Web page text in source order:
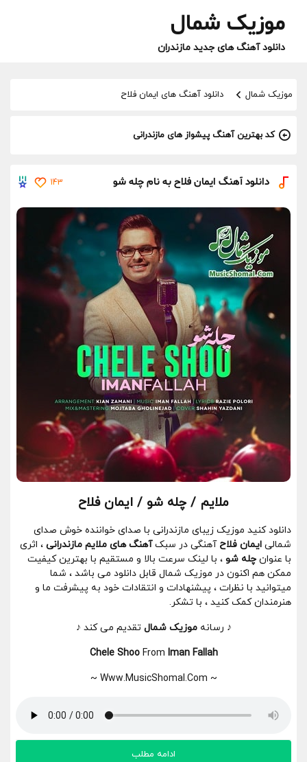
موزیک شمال
دانلود آهنگ های جدید مازندران
موزیک شمال دانلود آهنگ های ایمان فلاح
کد بهترین آهنگ پیشواز های مازندرانی
دانلود آهنگ ایمان فلاح به نام چله شو 143
ملایم / چله شو / ایمان فلاح
دانلود کنید موزیک زیبای مازندرانی با صدای خواننده خوش صدای
شمالی ایمان فلاح آهنگی در سبکآهنگ های ملایم مازندرانی ، اثری
با عنوان چله شو ، با لینک سرعت بالا و مستقیم با بهترین کیفیت
ممکن هم اکنون در موزیک شمال قابل دانلود می باشد ، شما
میتوانید با نظرات ، پیشنهادات و انتقادات خود به پیشرفت ما و
هنرمندان کمک کنید ، با تشکر.
♪ رسانهموزیک شمال تقدیم می کند ♪
Chele ShooFrom Iman Fallah
~ Www.MusicShomal.Com ~
ادامه مطلب